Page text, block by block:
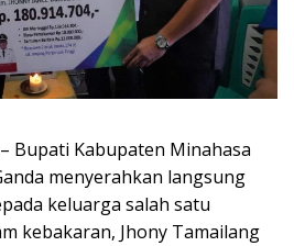
Bupati Kabupaten Minahasa
menyerahkan langsung
keluarga salah satu
kebakaran, Jhony Tamailang